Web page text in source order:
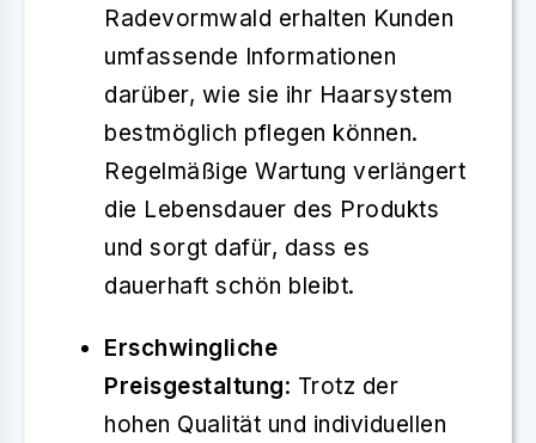
Radevormwald erhalten Kunden
umfassende Informationen
darüber, wie sie ihr Haarsystem
bestmöglich pflegen können.
Regelmäßige Wartung verlängert
die Lebensdauer des Produkts
und sorgt dafür, dass es
dauerhaft schön bleibt.
Erschwingliche
Preisgestaltung: Trotz der
hohen Qualität und individuellen